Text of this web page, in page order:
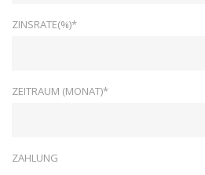
ZINSRATE(%)*
ZEITRAUM (MONAT)*
ZAHLUNG